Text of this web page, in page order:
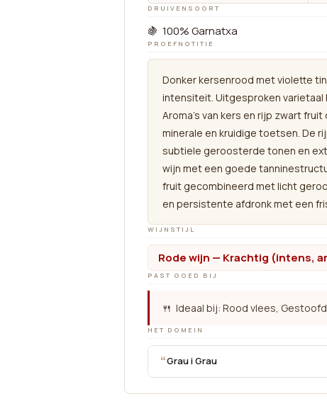
DRUIVENSOORT
🍇 100% Garnatxa
PROEFNOTITIE
Donker kersenrood met violette
intensiteit. Uitgesproken varietaal
Aroma’s van kers en rijp zwart
minerale en kruidige toetsen. De
subtiele geroosterde tonen en
wijn met een goede
fruit gecombineerd met licht
en persistente afdronk met een
WIJNSTIJL
Rode wijn — Krachtig (intens,
PAST GOED BIJ
🍴 Ideaal bij: Rood vlees,
HET DOMEIN
“Grau i Grau